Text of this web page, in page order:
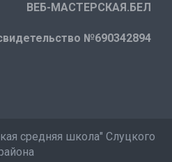
ВЕБ-МАСТЕРСКАЯ.БЕЛ
№690342894
средняя школа" Слуцкого